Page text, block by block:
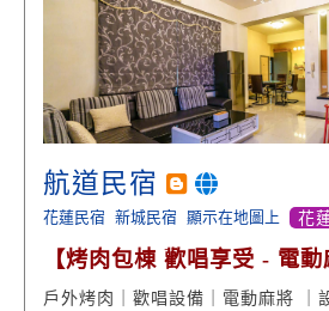
航道民宿
花蓮民宿 新城民宿 顯示在地圖上 花
【烤肉包棟 歡唱享受 - 電動
戶外烤肉｜歡唱設備｜電動麻將 ｜